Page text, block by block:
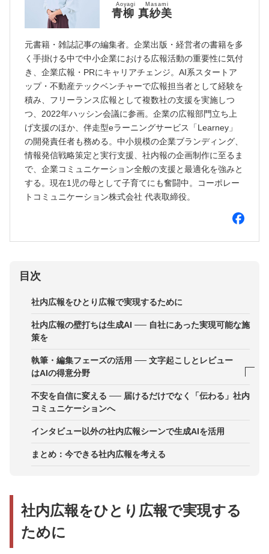
青柳 真紗美
Aoyagi Masami
元書籍・雑誌記事の編集者。企業出版・経営者の書籍を多
く手掛ける中で中小企業における広報活動の重要性に気付
き、企業広報・PRにキャリアチェンジ。AI系スタートア
ップ・不動産テックベンチャーで広報担当者として経験を
積み、フリーランス広報として複数社の支援を実施しつ
つ、2022年ハッシン会議に参画。企業の広報部門立ち上
げ支援のほか、伴走型eラーニングサービス「Learney」
の開発責任者も務める。中小規模の企業ブランディング、
情報発信戦略策定と実行支援、社内報の企画制作に至るま
で、企業コミュニケーション全般の支援と最適化を強みと
する。現在1児の母として子育てにも奮闘中。コーポレー
トコミュニケーション株式会社 代表取締役。
目次
社内広報をひとり広報で実現するために
社内広報の壁打ちは生成AI ── 自社にあった実現可能な施
策を
執筆・編集フェーズの活用 ── 文字起こしとレビュー
はAIの得意分野
1．インタビュー案の生成
不安を自信に変える ── 届けるだけでなく「伝わる」社内
コミュニケーションへ
インタビュー以外の社内広報シーンで生成AIを活用
まとめ：今できる社内広報を考える
社内広報をひとり広報で実現する
ために